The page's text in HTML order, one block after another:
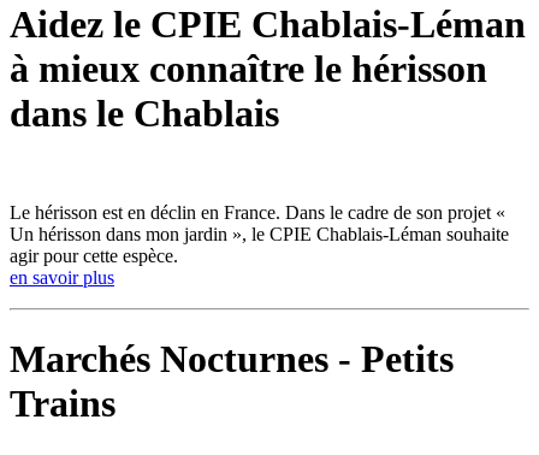
Aidez le CPIE Chablais-Léman
à mieux connaître le hérisson
dans le Chablais
Le hérisson est en déclin en France. Dans le cadre de son projet «
Un hérisson dans mon jardin », le CPIE Chablais-Léman souhaite
agir pour cette espèce.
en savoir plus
Marchés Nocturnes - Petits
Trains